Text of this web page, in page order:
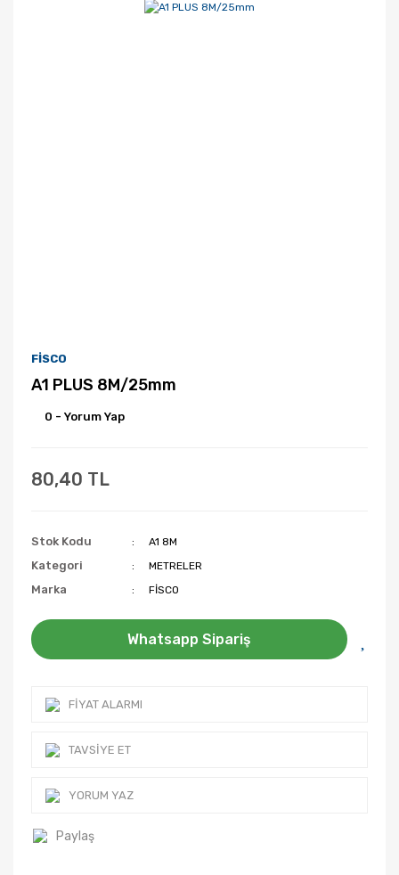
FİSCO
A1 PLUS 8M/25mm
0 - Yorum Yap
80,40 TL
Stok Kodu A1 8M
Kategori METRELER
Marka FİSCO
Whatsapp Sipariş
FIYAT ALARMI
TAVSIYE ET
YORUM YAZ
Paylaş